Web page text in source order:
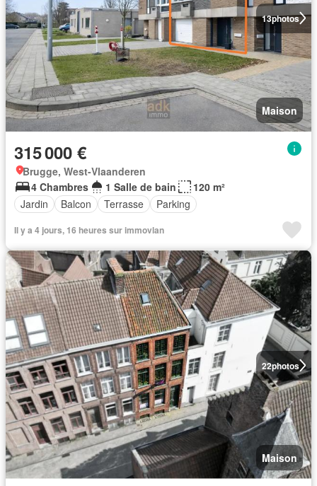
13photos
Maison
315 000 €
Brugge, West-Vlaanderen
4 Chambres
1 Salle de bain
120 m²
Jardin
Balcon Terrasse Parking
Il y a 4 jours, 16 heures sur immovlan
22photos
Maison